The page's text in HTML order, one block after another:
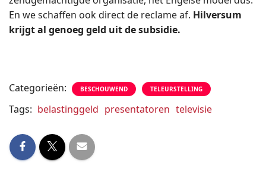
En we schaffen ook direct de reclame af. Hilversum
krijgt al genoeg geld uit de subsidie.
Categorieën: BESCHOUWEND TELEURSTELLING
Tags: belastinggeld presentatoren televisie